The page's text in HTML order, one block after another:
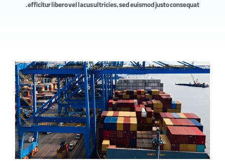
efficitur libero vel lacus ultricies, sed euismod justo consequat.